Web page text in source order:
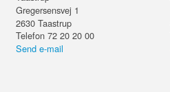
Gregersensvej 1
2630 Taastrup
Telefon 72 20 20 00
Send e-mail